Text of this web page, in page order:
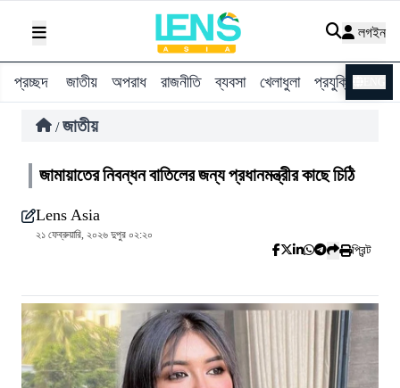
লগইন
প্রচ্ছদ জাতীয় অপরাধ রাজনীতি ব্যবসা খেলাধুলা প্রযুক্তি
/ জাতীয়
জামায়াতের নিবন্ধন বাতিলের জন্য প্রধানমন্ত্রীর কাছে চিঠি
Lens Asia
২১ ফেব্রুয়ারি, ২০২৬ দুপুর ০২:২০
প্রিন্ট